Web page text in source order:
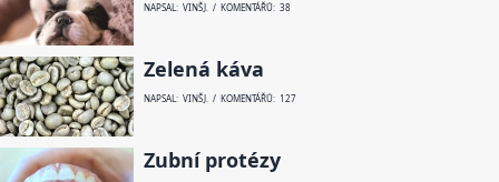
NAPSAL: VINŠ J. / KOMENTÁŘŮ: 38
Zelená káva
NAPSAL: VINŠ J. / KOMENTÁŘŮ: 127
Zubní protézy